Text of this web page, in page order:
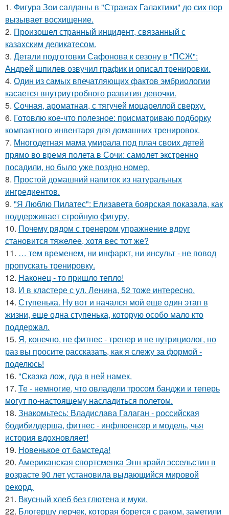
1. Фигура Зои салданы в "Стражах Галактики" до сих пор
вызывает восхищение.
2. Произошел странный инцидент, связанный с
казахским деликатесом.
3. Детали подготовки Сафонова к сезону в "ПСЖ":
Андрей шпилев озвучил график и описал тренировки.
4. Один из самых впечатляющих фактов эмбриологии
касается внутриутробного развития девочки.
5. Сочная, ароматная, с тягучей моцареллой сверху.
6. Готовлю кое-что полезное: присматриваю подборку
компактного инвентаря для домашних тренировок.
7. Многодетная мама умирала под плач своих детей
прямо во время полета в Сочи: самолет экстренно
посадили, но было уже поздно номер.
8. Простой домашний напиток из натуральных
ингредиентов.
9. "Я Люблю Пилатес": Елизавета боярская показала, как
поддерживает стройную фигуру.
10. Почему рядом с тренером упражнение вдруг
становится тяжелее, хотя вес тот же?
11. … тем временем, ни инфаркт, ни инсульт - не повод
пропускать тренировку.
12. Наконец - то пришло тепло!
13. И в кластере с ул. Ленина, 52 тоже интересно.
14. Ступенька. Ну вот и начался мой еще один этап в
жизни, еще одна ступенька, которую особо мало кто
поддержал.
15. Я, конечно, не фитнес - тренер и не нутрициолог, но
раз вы просите рассказать, как я слежу за формой -
поделюсь!
16. "Сказка лож, лда в ней намек.
17. Те - немногие, что овладели тросом банджи и теперь
могут по-настоящему насладиться полетом.
18. Знакомьтесь: Владислава Галаган - российская
бодибилдерша, фитнес - инфлюенсер и модель, чья
история вдохновляет!
19. Новенькое от бамстеда!
20. Американская спортсменка Энн крайл эссельстин в
возрасте 90 лет установила выдающийся мировой
рекорд.
21. Вкусный хлеб без глютена и муки.
22. Блогершу лерчек, которая борется с раком, заметили